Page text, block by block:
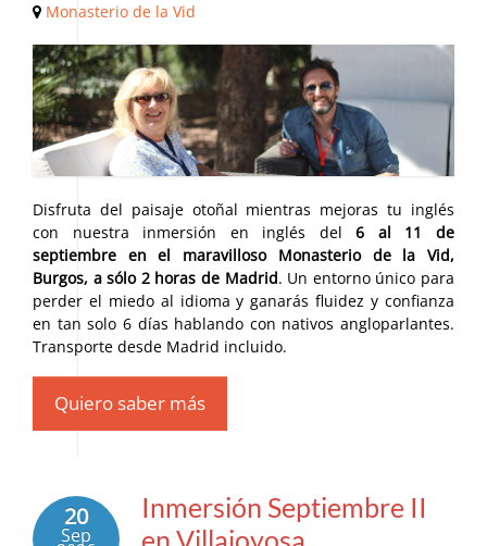
Monasterio de la Vid
Disfruta del paisaje otoñal mientras mejoras tu inglés
con nuestra inmersión en inglés del6 al 11 de
septiembre en el maravilloso Monasterio de la Vid,
Burgos, a sólo 2 horas de Madrid. Un entorno único para
perder el miedo al idioma y ganarás fluidez y confianza
en tan solo 6 días hablando con nativos angloparlantes.
Transporte desde Madrid incluido.
Quiero saber más
20
Sep
Inmersión Septiembre II